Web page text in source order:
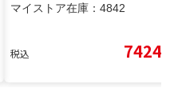
マイストア在庫： 4842
税込 7424